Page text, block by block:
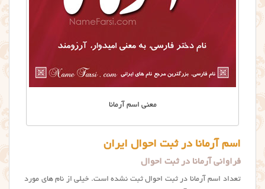
معنی اسم آرمانا
اسم آرمانا در ثبت احوال ایران
فراوانی آرمانا در ثبت احوال
تعداد اسم آرمانا در ثبت احوال ثبت نشده است. خیلی از نام های مورد